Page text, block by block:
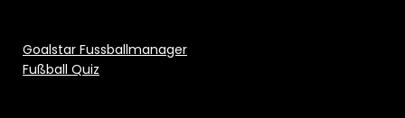
Goalstar Fussballmanager
Fußball Quiz